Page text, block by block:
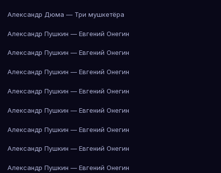
Александр Дюма — Три мушкетёра
Александр Пушкин — Евгений Онегин
Александр Пушкин — Евгений Онегин
Александр Пушкин — Евгений Онегин
Александр Пушкин — Евгений Онегин
Александр Пушкин — Евгений Онегин
Александр Пушкин — Евгений Онегин
Александр Пушкин — Евгений Онегин
Александр Пушкин — Евгений Онегин